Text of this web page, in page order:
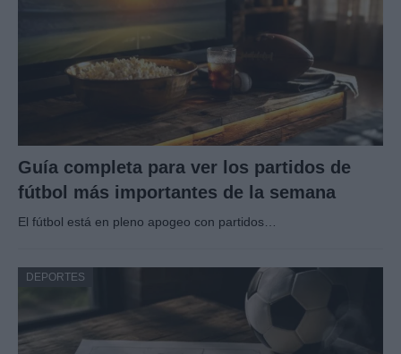
Guía completa para ver los partidos de
fútbol más importantes de la semana
El fútbol está en pleno apogeo con partidos…
DEPORTES